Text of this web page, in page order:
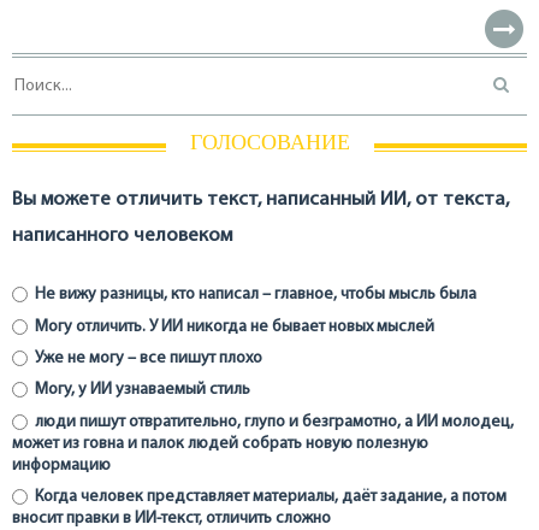
ГОЛОСОВАНИЕ
Вы можете отличить текст, написанный ИИ, от текста,
написанного человеком
Не вижу разницы, кто написал – главное, чтобы мысль была
Могу отличить. У ИИ никогда не бывает новых мыслей
Уже не могу – все пишут плохо
Могу, у ИИ узнаваемый стиль
люди пишут отвратительно, глупо и безграмотно, а ИИ молодец,
может из говна и палок людей собрать новую полезную
информацию
Когда человек представляет материалы, даёт задание, а потом
вносит правки в ИИ-текст, отличить сложно